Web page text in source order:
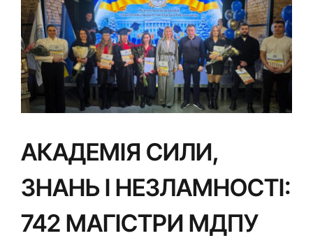
АКАДЕМІЯ СИЛИ,
ЗНАНЬ І НЕЗЛАМНОСТІ:
742 МАГІСТРИ МДПУ